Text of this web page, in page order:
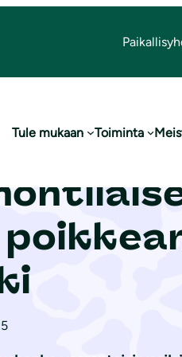
Tule mukaan Toiminta